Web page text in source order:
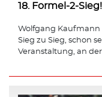
18. Formel-2-Sieg!
Wolfgang Kaufmann
Sieg zu Sieg, schon
Veranstaltung, an